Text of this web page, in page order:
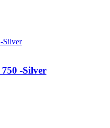
-Silver